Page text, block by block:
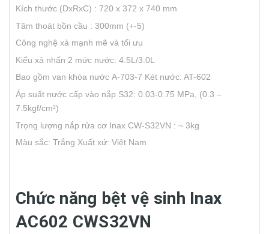
Kích thước (DxRxC) : 720 x 372 x 740 mm
Tâm thoát bồn cầu : 300mm (+-5)
Công nghệ xả mạnh mẽ và tối ưu
Kiểu xả nhấn 2 mức nước: 4.5L/3.0L
Bao gồm van khóa nước A-703-7 Két nước: AT-602
Áp suất nước cấp vào nắp S32: 0.03-0.75 MPa, (0.3 –
7.5kgf/cm²)
Trọng lượng nắp rửa cơ Inax CW-S32VN : ~ 3kg
Màu sắc: Trắng Xuất xứ: Việt Nam
Chức năng bệt vệ sinh Inax
AC602 CWS32VN